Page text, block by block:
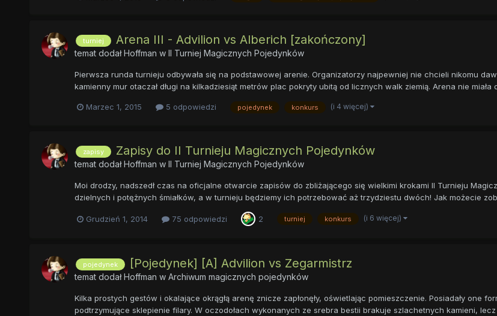
turniej Arena III - Advilion vs Alberich [zakończony]
temat dodał Hoffman w II Turniej Magicznych Pojedynków
Pierwsza runda turnieju odbywała się na podstawowej arenie. Organizatorzy najpewniej nie chcieli nikomu
kamienny mur otaczał długi na kilkadziesiąt metrów plac pokryty ubitą od licznych walk ziemią. Arena nie miała
Marzec 1, 2015 5 odpowiedzi pojedynek konkurs (i 4 więcej)
zapisy Zapisy do II Turnieju Magicznych Pojedynków
temat dodałHoffman w II Turniej Magicznych Pojedynków
Moi drodzy, nadszedł czas na oficjalne otwarcie zapisów do zbliżającego się wielkimi krokami II Turnieju
dzielnych i potężnych śmiałków, a w turnieju będziemy ich potrzebować aż trzydziestu dwóch! Jak możecie
Grudzień 1, 2014 75 odpowiedzi 2 turniej konkurs (i 6 więcej)
pojedynek [Pojedynek] [A] Advilion vs Zegarmistrz
temat dodałHoffman w Archiwum magicznych pojedynków
Kilka prostych gestów i okalające okrągłą arenę znicze zapłonęły, oświetlając pomieszczenie. Posiadały one
podtrzymujące sklepienie filary. W oczodołach wykonanych ze srebra bestii brakuje szlachetnych kamieni,